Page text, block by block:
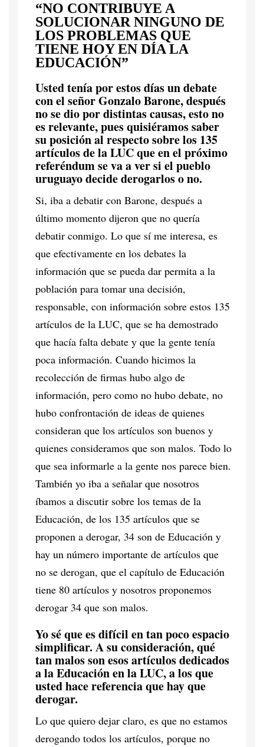
“NO CONTRIBUYE A
SOLUCIONAR NINGUNO DE
LOS PROBLEMAS QUE
TIENE HOY EN DÍA LA
EDUCACIÓN”
Usted tenía por estos días un debate
con el señor Gonzalo Barone, después
no se dio por distintas causas, esto no
es relevante, pues quisiéramos saber
su posición al respecto sobre los 135
artículos de la LUC que en el próximo
referéndum se va a ver si el pueblo
uruguayo decide derogarlos o no.
Si, iba a debatir con Barone, después a
último momento dijeron que no quería
debatir conmigo. Lo que sí me interesa, es
que efectivamente en los debates la
información que se pueda dar permita a la
población para tomar una decisión,
responsable, con información sobre estos 135
artículos de la LUC, que se ha demostrado
que hacía falta debate y que la gente tenía
poca información. Cuando hicimos la
recolección de firmas hubo algo de
información, pero como no hubo debate, no
hubo confrontación de ideas de quienes
consideran que los artículos son buenos y
quienes consideramos que son malos. Todo lo
que sea informarle a la gente nos parece bien.
También yo iba a señalar que nosotros
íbamos a discutir sobre los temas de la
Educación, de los 135 artículos que se
proponen a derogar, 34 son de Educación y
hay un número importante de artículos que
no se derogan, que el capítulo de Educación
tiene 80 artículos y nosotros proponemos
derogar 34 que son malos.
Yo sé que es difícil en tan poco espacio
simplificar. A su consideración, qué
tan malos son esos artículos dedicados
a la Educación en la LUC, a los que
usted hace referencia que hay que
derogar.
Lo que quiero dejar claro, es que no estamos
derogando todos los artículos, porque no